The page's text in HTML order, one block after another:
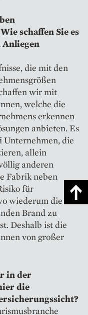
schaffen Sie es
die mit den
wir mit
welche die
erkennen
anbieten. Es
Unternehmen, die
allein
anderen
Fabrik neben
für
wiederum die
Brand zu
Deshalb ist die
von großer
in der
die